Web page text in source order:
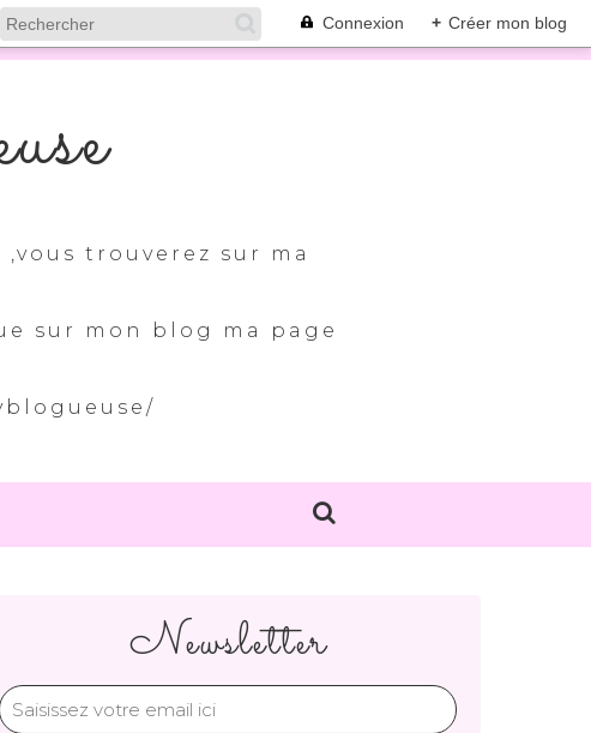
Connexion + Créer mon blog
trouverez sur ma
sur mon blog ma page
Newsletter